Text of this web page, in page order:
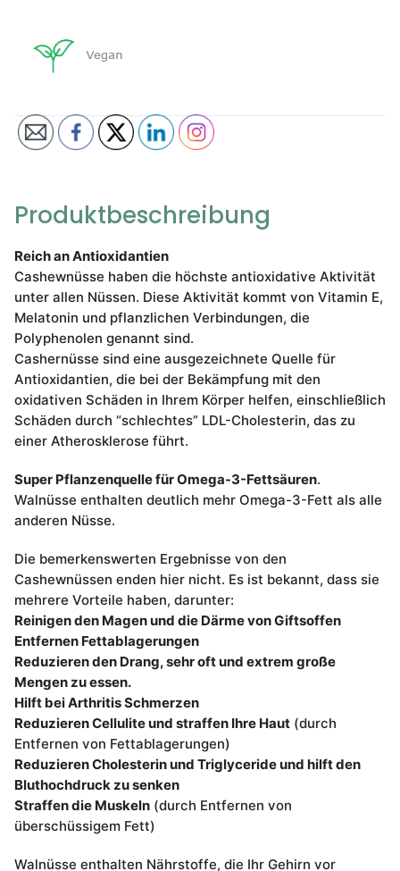
Produktbeschreibung
Reich an Antioxidantien
Cashewnüsse haben die höchste antioxidative Aktivität
unter allen Nüssen. Diese Aktivität kommt von Vitamin E,
Melatonin und pflanzlichen Verbindungen, die
Polyphenolen genannt sind.
Cashernüsse sind eine ausgezeichnete Quelle für
Antioxidantien, die bei der Bekämpfung mit den
oxidativen Schäden in Ihrem Körper helfen, einschließlich
Schäden durch “schlechtes” LDL-Cholesterin, das zu
einer Atherosklerose führt.
Super Pflanzenquelle für Omega-3-Fettsäuren.
Walnüsse enthalten deutlich mehr Omega-3-Fett als alle
anderen Nüsse.
Die bemerkenswerten Ergebnisse von den
Cashewnüssen enden hier nicht. Es ist bekannt, dass sie
mehrere Vorteile haben, darunter:
Reinigen den Magen und die Därme von Giftsoffen
Entfernen Fettablagerungen
Reduzieren den Drang, sehr oft und extrem große
Mengen zu essen.
Hilft bei Arthritis Schmerzen
Reduzieren Cellulite und straffen Ihre Haut (durch
Entfernen von Fettablagerungen)
Reduzieren Cholesterin und Triglyceride und hilft den
Bluthochdruck zu senken
Straffen die Muskeln (durch Entfernen von
überschüssigem Fett)
Walnüsse enthalten Nährstoffe, die Ihr Gehirn vor